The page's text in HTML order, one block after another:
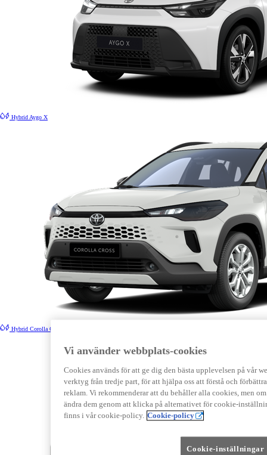
Hybrid Aygo X
Hybrid Corolla Cross
Vi använder webbplats-cookies
Cookies används för att ge dig den bästa upplevelsen på vår
verktyg från tredje part, för att hjälpa oss att förstå och
reklam. Vi rekommenderar att du behåller alla cookies, men
ändra dem genom att klicka på alternativet för cookie-
finns i vår cookie-policy. Cookie-policy
Cookie-inställningar